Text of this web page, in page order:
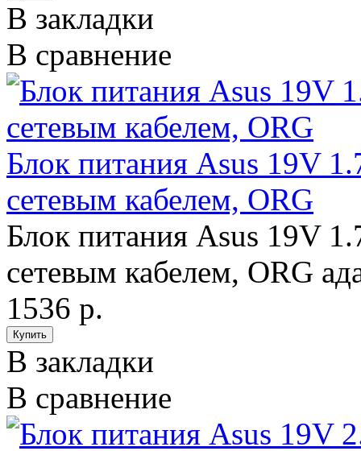
В закладки
В сравнение
Блок питания Asus 19V
сетевым кабелем, ORG
Блок питания Asus 19V
сетевым кабелем, ORG
1536 р.
В закладки
В сравнение